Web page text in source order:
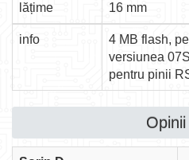
lățime 16 mm
info
4 MB flash,
versiunea
pentru pinii